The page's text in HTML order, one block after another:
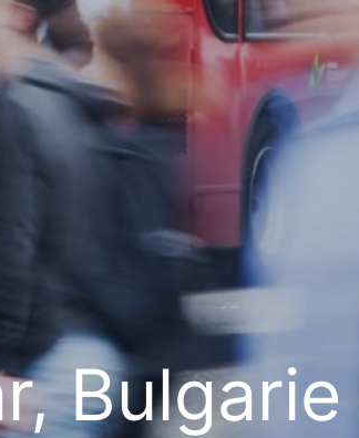
Bulgarie